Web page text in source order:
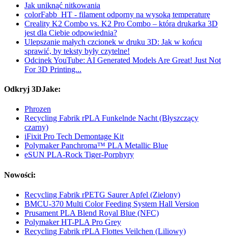
Jak uniknąć nitkowania
colorFabb_HT - filament odporny na wysoką temperaturę
Creality K2 Combo vs. K2 Pro Combo – która drukarka 3D
jest dla Ciebie odpowiednia?
Ulepszanie małych czcionek w druku 3D: Jak w końcu
sprawić, by teksty były czytelne!
Odcinek YouTube: AI Generated Models Are Great! Just Not
For 3D Printing...
Odkryj 3DJake:
Phrozen
Recycling Fabrik rPLA Funkelnde Nacht (Błyszczący
czarny)
iFixit Pro Tech Demontage Kit
Polymaker Panchroma™ PLA Metallic Blue
eSUN PLA-Rock Tiger-Porphyry
Nowości:
Recycling Fabrik rPETG Saurer Apfel (Zielony)
BMCU-370 Multi Color Feeding System Hall Version
Prusament PLA Blend Royal Blue (NFC)
Polymaker HT-PLA Pro Grey
Recycling Fabrik rPLA Flottes Veilchen (Liliowy)